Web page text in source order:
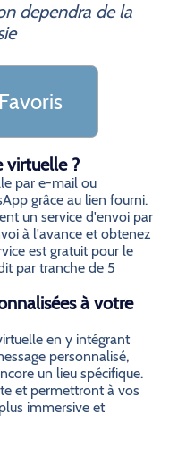
dependra de la
virtuelle ?
par e-mail ou
grâce au lien fourni.
un service d'envoi par
à l'avance et obtenez
est gratuit pour le
par tranche de 5
à votre
en y intégrant
personnalisé,
un lieu spécifique.
et permettront à vos
immersive et